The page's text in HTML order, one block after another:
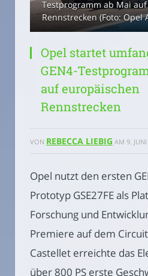
Testprogramm ab Mai
Rennstrecken (Foto: Opel
Opel startet
GEN4-
auf europäischen
Rennstrecken
VON REBECCA LIEBIG AM 9.
Opel nutzt den ersten
Prototyp GSE27FE als
Forschung und
Premiere auf dem
Castellet erreichte das
über 800 PS erste